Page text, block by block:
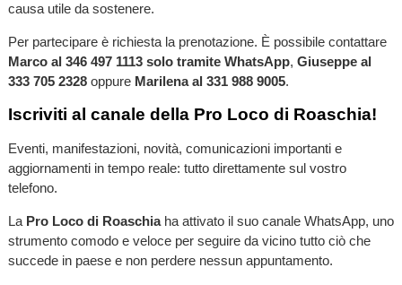
causa utile da sostenere.
Per partecipare è richiesta la prenotazione. È possibile contattare
Marco al 346 497 1113 solo tramite WhatsApp, Giuseppe al
333 705 2328oppure Marilena al 331 988 9005.
Iscriviti al canale della Pro Loco di Roaschia!
Eventi, manifestazioni, novità, comunicazioni importanti e
aggiornamenti in tempo reale: tutto direttamente sul vostro
telefono.
La Pro Loco di Roaschiaha attivato il suo canale WhatsApp, uno
strumento comodo e veloce per seguire da vicino tutto ciò che
succede in paese e non perdere nessun appuntamento.